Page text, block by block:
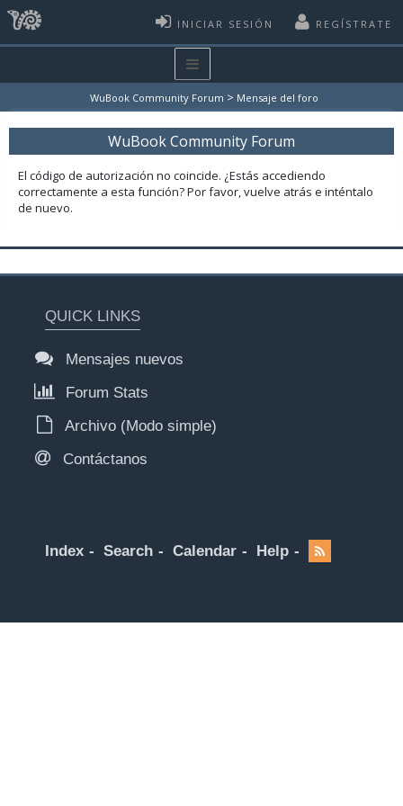
INICIAR SESIÓN REGÍSTRATE
WuBook Community Forum > Mensaje del foro
WuBook Community Forum
El código de autorización no coincide. ¿Estás accediendo
correctamente a esta función? Por favor, vuelve atrás e inténtalo
de nuevo.
QUICK LINKS
Mensajes nuevos
Forum Stats
Archivo (Modo simple)
Contáctanos
Index Search Calendar Help